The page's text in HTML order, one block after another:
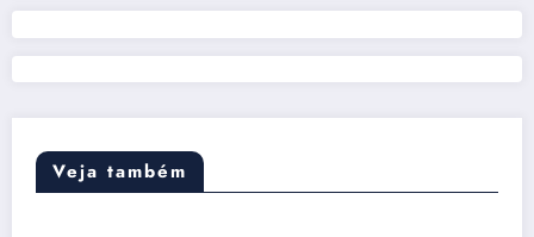
Veja também